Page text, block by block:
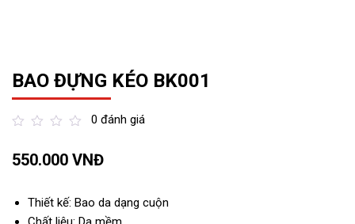
BAO ĐỰNG KÉO BK001
of
0 đánh giá
550.000 VNĐ
Thiết kế: Bao da dạng cuộn